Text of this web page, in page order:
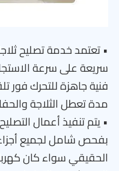
• تعتمد خدمة تصليح
سريعة على سرعة
فنية جاهزة للتحرك فور
مدة تعطل الثلاجة
• يتم تنفيذ أعمال
بفحص شامل لجميع
الحقيقي سواء كان